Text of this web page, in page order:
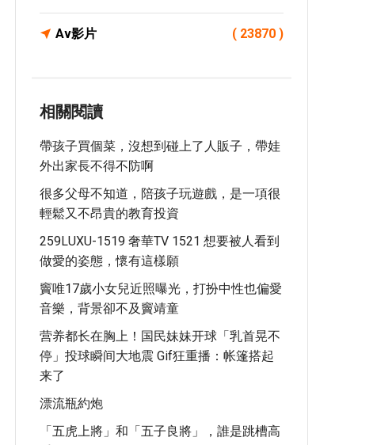
Av影片 ( 23870 )
相關閱讀
帶孩子買個菜，沒想到碰上了人販子，帶娃
外出家長不得不防啊
很多父母不知道，陪孩子玩遊戲，是一項很
輕鬆又不昂貴的教育投資
259LUXU-1519 奢華TV 1521 想要被人看到
做愛的姿態，懷有這樣願
竇唯17歲小女兒近照曝光，打扮中性也偏愛
音樂，背景卻不及竇靖童
营养都长在胸上！国民妹妹开球「乳首晃不
停」投球瞬间大地震 Gif狂重播：帐篷搭起
来了
漂流瓶約炮
「五虎上將」和「五子良將」，誰是跳槽高